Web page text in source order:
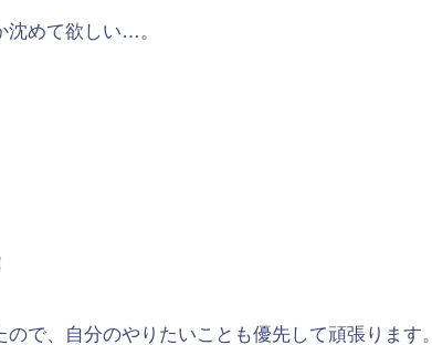
沈めて欲しい…。
で、自分のやりたいことも優先して頑張ります。